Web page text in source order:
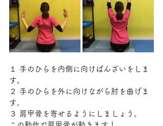
１ 手のひらを内側に向けばんざいをしま
す。
２ 手のひらを外に向けながら肘を曲げま
す。
３ 肩甲骨を寄せるようにしましょう。